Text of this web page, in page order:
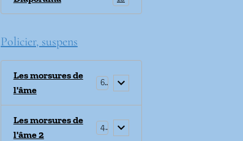
Policier, suspens
Les morsures de
l'âme
6
Les morsures de
l'âme 2
4